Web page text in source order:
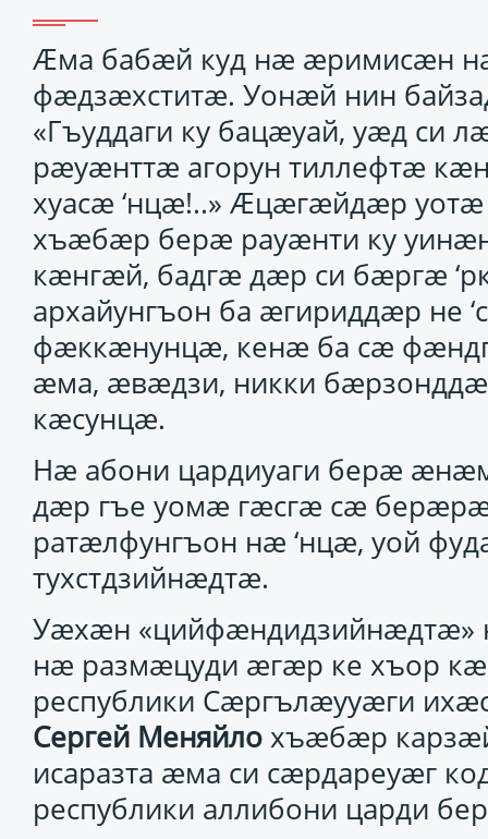
Ӕма бабӕй куд нӕ ӕримисӕн
фӕдзӕхститӕ. Уонӕй нин
«Гъуддаги ку бацӕуай, уӕд си
рӕуӕнттӕ агорун тиллефтӕ
хуасӕ ‘нцӕ!..» Ӕцӕгӕйдӕр уотӕ
хъӕбӕр берӕ рауӕнти ку
кӕнгӕй, бадгӕ дӕр си бӕргӕ
архайунгъон ба ӕгириддӕр не
фӕккӕнунцӕ, кенӕ ба сӕ
ӕма, ӕвӕдзи, никки
кӕсунцӕ.
Нӕ абони цардиуаги берӕ
дӕр гъе уомӕ гӕсгӕ сӕ
ратӕлфунгъон нӕ ‘нцӕ, уой
тухстдзийнӕдтӕ.
Уӕхӕн
нӕ размӕцуди ӕгӕр ке хъор
республики Сӕргълӕууӕги
Сергей Меняйлохъӕбӕр
исаразта ӕма си сӕрдареуӕг
республики аллибони царди